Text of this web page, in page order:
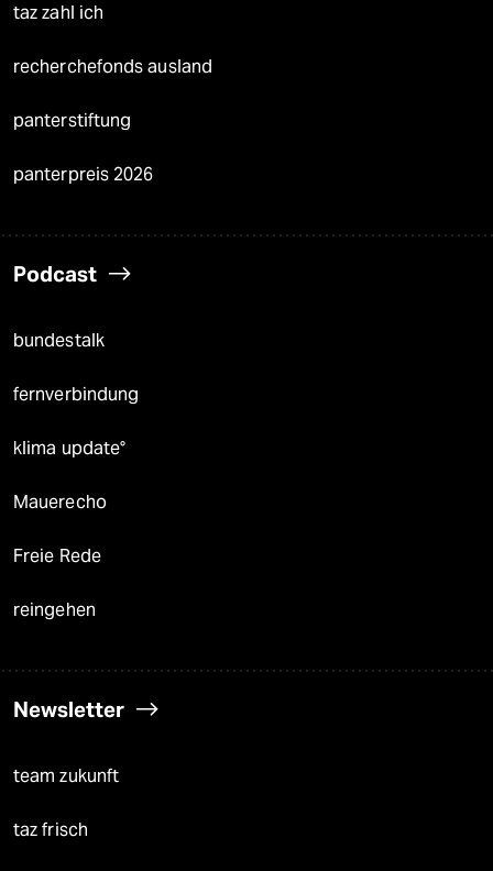
taz zahl ich
recherchefonds ausland
panterstiftung
panterpreis 2026
Podcast
bundestalk
fernverbindung
klima update°
Mauerecho
Freie Rede
reingehen
Newsletter
team zukunft
taz frisch